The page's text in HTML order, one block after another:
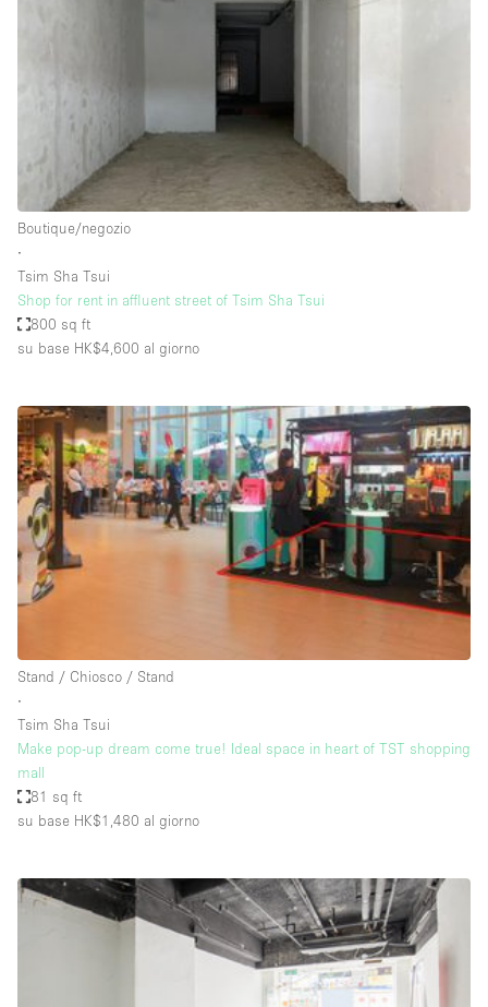
Spazio unico
Stand / Bancarella
Stand / Chiosco / Stand
Studio fotografico / riprese
Uffici
Villa / Casa
Dotazioni dello spazio
Accesso per disabili
Ampia Porta d'Ingresso
Animals Friendly
Attaccapanni
Attrezzature da ufficio
Bagno
Bar
Camere Multiple
Boutique/negozio
∙
Tsim Sha Tsui
Shop for rent in affluent street of Tsim Sha Tsui
800 sq ft
su base HK$4,600 al giorno
Stand / Chiosco / Stand
∙
Tsim Sha Tsui
Make pop-up dream come true! Ideal space in heart of TST shopping
mall
81 sq ft
su base HK$1,480 al giorno